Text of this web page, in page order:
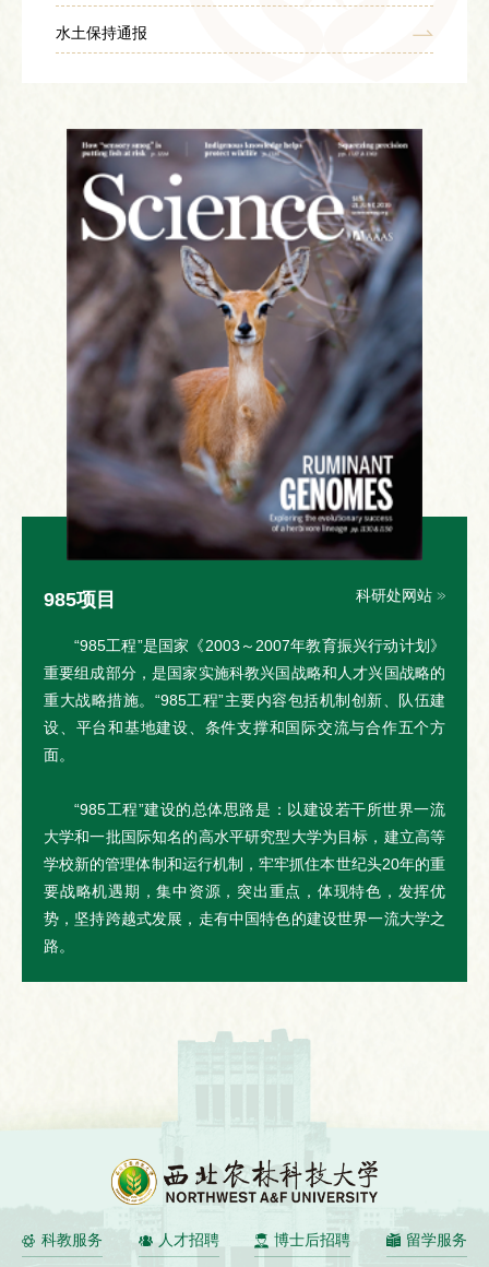
水土保持通报
科研处网站
985项目
“985工程”是国家《2003～2007年教育振兴行动计划》
重要组成部分，是国家实施科教兴国战略和人才兴国战略的
重大战略措施。“985工程”主要内容包括机制创新、队伍建
设、平台和基地建设、条件支撑和国际交流与合作五个方
面。
“985工程”建设的总体思路是：以建设若干所世界一流
大学和一批国际知名的高水平研究型大学为目标，建立高等
学校新的管理体制和运行机制，牢牢抓住本世纪头20年的重
要战略机遇期，集中资源，突出重点，体现特色，发挥优
势，坚持跨越式发展，走有中国特色的建设世界一流大学之
路。
科教服务 人才招聘 博士后招聘 留学服务